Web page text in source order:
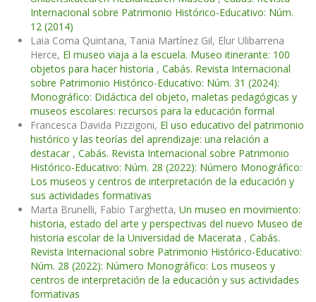
Internacional sobre Patrimonio Histórico-Educativo: Núm.
12 (2014)
Laia Coma Quintana, Tania Martínez Gil, Elur Ulibarrena
Herce, El museo viaja a la escuela. Museo itinerante: 100
objetos para hacer historia , Cabás. Revista Internacional
sobre Patrimonio Histórico-Educativo: Núm. 31 (2024):
Monográfico: Didáctica del objeto, maletas pedagógicas y
museos escolares: recursos para la educación formal
Francesca Davida Pizzigoni, El uso educativo del patrimonio
histórico y las teorías del aprendizaje: una relación a
destacar , Cabás. Revista Internacional sobre Patrimonio
Histórico-Educativo: Núm. 28 (2022): Número Monográfico:
Los museos y centros de interpretación de la educación y
sus actividades formativas
Marta Brunelli, Fabio Targhetta, Un museo en movimiento:
historia, estado del arte y perspectivas del nuevo Museo de
historia escolar de la Universidad de Macerata , Cabás.
Revista Internacional sobre Patrimonio Histórico-Educativo:
Núm. 28 (2022): Número Monográfico: Los museos y
centros de interpretación de la educación y sus actividades
formativas